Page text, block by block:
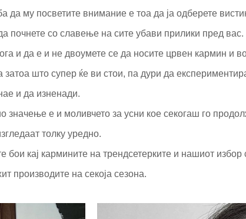
му посветите внимание е тоа да ја одберете
почнете со славење на сите убави прилики пред вас.
и да е и не двоумете се да носите црвен кармин и
затоа што супер ќе ви стои, па дури да
и да изненади.
значење е и моливчето за усни кое секогаш го
толку уредно.
бои кај кармините на трендсетерките и нашиот
производите на секоја сезона.